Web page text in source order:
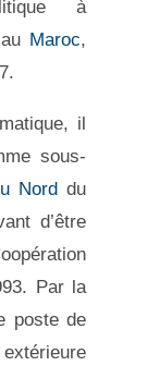
à
Maroc,
il
sous-
Nord du
d’être
Par la
poste de